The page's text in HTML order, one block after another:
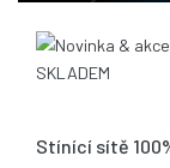
Stínící sítě